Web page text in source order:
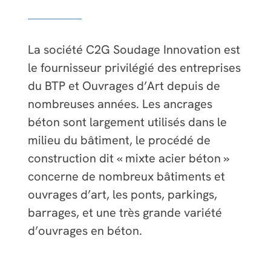
La société C2G Soudage Innovation est
le fournisseur privilégié des entreprises
du BTP et Ouvrages d’Art depuis de
nombreuses années. Les ancrages
béton sont largement utilisés dans le
milieu du bâtiment, le procédé de
construction dit « mixte acier béton »
concerne de nombreux bâtiments et
ouvrages d’art, les ponts, parkings,
barrages, et une très grande variété
d’ouvrages en béton.